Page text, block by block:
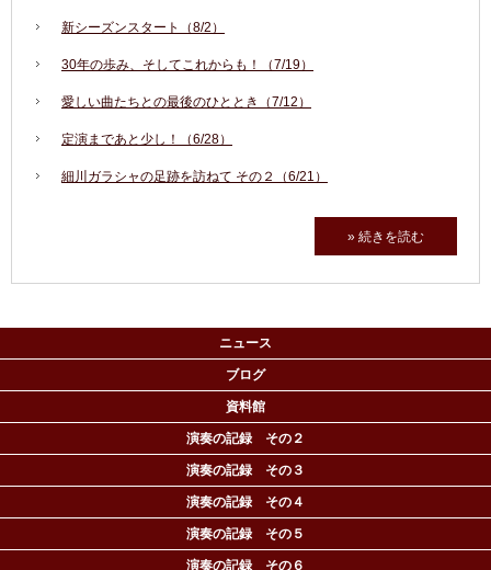
新シーズンスタート（8/2）
30年の歩み、そしてこれからも！（7/19）
愛しい曲たちとの最後のひととき（7/12）
定演まであと少し！（6/28）
細川ガラシャの足跡を訪ねて その２（6/21）
» 続きを読む
ニュース
ブログ
資料館
演奏の記録 その２
演奏の記録 その３
演奏の記録 その４
演奏の記録 その５
演奏の記録 その６